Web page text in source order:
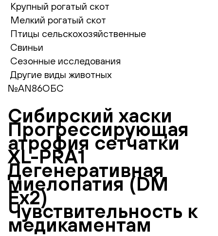
Крупный рогатый скот
Мелкий рогатый скот
Птицы сельскохозяйственные
Свиньи
Сезонные исследования
Другие виды животных
№AN86ОБС
Сибирский хаски
Прогрессирующая
атрофия сетчатки
XL-PRA1
Дегенеративная
миелопатия (DM
Ex2)
Чувствительность к
медикаментам